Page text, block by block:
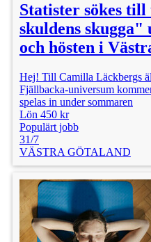
Statister sökes
skuldens skugga"
och hösten i
Hej! Till Camilla Läckbergs
Fjällbacka-universum
spelas in under sommaren
Lön 450 kr
Populärt jobb
31/7
VÄSTRA GÖTALAND